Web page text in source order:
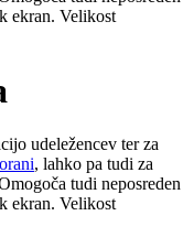
ekran. Velikost
udeležencev ter za
, lahko pa tudi za
tudi neposreden
ekran. Velikost